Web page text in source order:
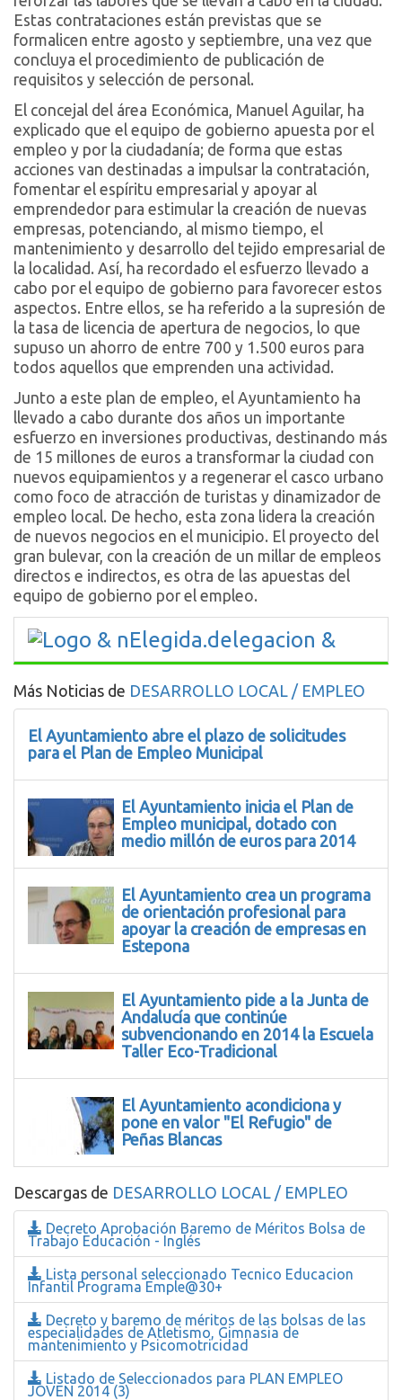
Estas contrataciones están previstas que se
formalicen entre agosto y septiembre, una vez que
concluya el procedimiento de publicación de
requisitos y selección de personal.
El concejal del área Económica, Manuel Aguilar, ha
explicado que el equipo de gobierno apuesta por el
empleo y por la ciudadanía; de forma que estas
acciones van destinadas a impulsar la contratación,
fomentar el espíritu empresarial y apoyar al
emprendedor para estimular la creación de nuevas
empresas, potenciando, al mismo tiempo, el
mantenimiento y desarrollo del tejido empresarial de
la localidad. Así, ha recordado el esfuerzo llevado a
cabo por el equipo de gobierno para favorecer estos
aspectos. Entre ellos, se ha referido a la supresión de
la tasa de licencia de apertura de negocios, lo que
supuso un ahorro de entre 700 y 1.500 euros para
todos aquellos que emprenden una actividad.
Junto a este plan de empleo, el Ayuntamiento ha
llevado a cabo durante dos años un importante
esfuerzo en inversiones productivas, destinando más
de 15 millones de euros a transformar la ciudad con
nuevos equipamientos y a regenerar el casco urbano
como foco de atracción de turistas y dinamizador de
empleo local. De hecho, esta zona lidera la creación
de nuevos negocios en el municipio. El proyecto del
gran bulevar, con la creación de un millar de empleos
directos e indirectos, es otra de las apuestas del
equipo de gobierno por el empleo.
Más Noticias de DESARROLLO LOCAL / EMPLEO
El Ayuntamiento abre el plazo de solicitudes
para el Plan de Empleo Municipal
El Ayuntamiento inicia el Plan de
Empleo municipal, dotado con
medio millón de euros para 2014
El Ayuntamiento crea un programa
de orientación profesional para
apoyar la creación de empresas en
Estepona
El Ayuntamiento pide a la Junta de
Andalucía que continúe
subvencionando en 2014 la Escuela
Taller Eco-Tradicional
El Ayuntamiento acondiciona y
pone en valor "El Refugio" de
Peñas Blancas
Descargas de DESARROLLO LOCAL / EMPLEO
Decreto Aprobación Baremo de Méritos Bolsa de
Trabajo Educación - Inglés
Lista personal seleccionado Tecnico Educacion
Infantil Programa Emple@30+
Decreto y baremo de méritos de las bolsas de las
especialidades de Atletismo, Gimnasia de
mantenimiento y Psicomotricidad
Listado de Seleccionados para PLAN EMPLEO
JOVEN 2014 (3)